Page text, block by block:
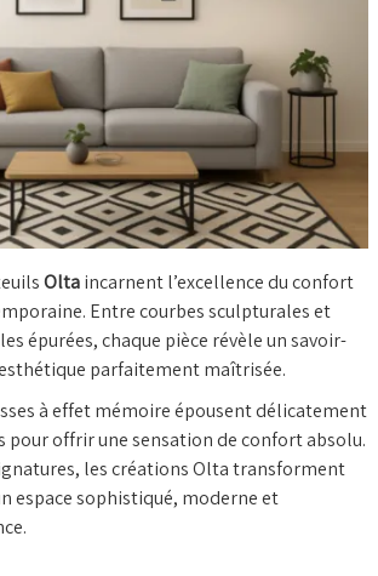
Oltaincarnent l’excellence du confort
Entre courbes sculpturales et
épurées, chaque pièce révèle un savoir-
parfaitement maîtrisée.
à effet mémoire épousent délicatement
pour offrir une sensation de confort absolu.
les créations Olta transforment
espace sophistiqué, moderne et